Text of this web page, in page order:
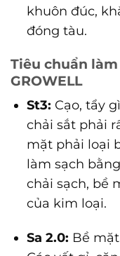
khuôn đúc,
đóng tàu.
Tiêu chuẩn
GROWELL
St3: Cạo, tẩy
chải sắt phải
mặt phải loại
làm sạch
chải sạch, bề
của kim loại.
Sa 2.0: Bề